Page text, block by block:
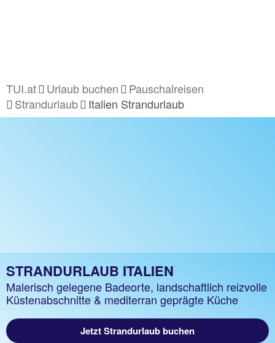
TUI.at Urlaub buchen
Pauschalreisen
Strandurlaub
Italien Strandurlaub
STRANDURLAUB ITALIEN
Malerisch gelegene Badeorte, landschaftlich reizvolle
Küstenabschnitte & mediterran geprägte Küche
Jetzt Strandurlaub buchen